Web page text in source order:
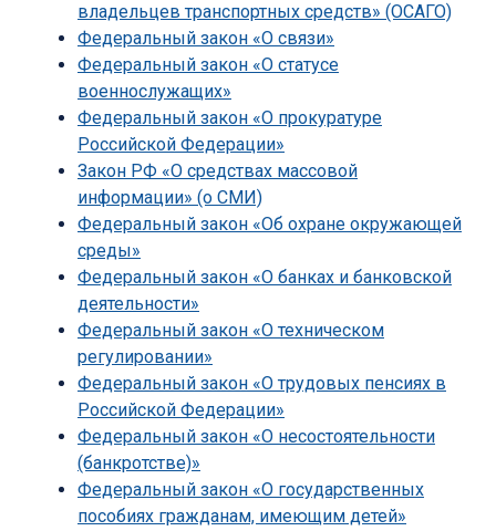
владельцев транспортных средств» (ОСАГО)
Федеральный закон «О связи»
Федеральный закон «О статусе
военнослужащих»
Федеральный закон «О прокуратуре
Российской Федерации»
Закон РФ «О средствах массовой
информации» (о СМИ)
Федеральный закон «Об охране окружающей
среды»
Федеральный закон «О банках и банковской
деятельности»
Федеральный закон «О техническом
регулировании»
Федеральный закон «О трудовых пенсиях в
Российской Федерации»
Федеральный закон «О несостоятельности
(банкротстве)»
Федеральный закон «О государственных
пособиях гражданам, имеющим детей»